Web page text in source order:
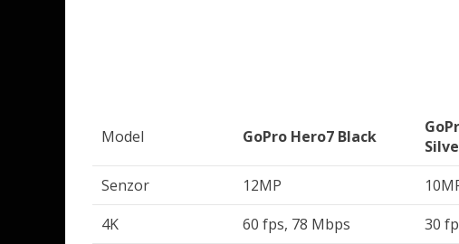
Model GoPro Hero7 Black
Senzor 12MP
4K
60 fps, 78 Mbps 30